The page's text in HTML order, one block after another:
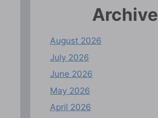
August 2026
July 2026
June 2026
May 2026
April 2026